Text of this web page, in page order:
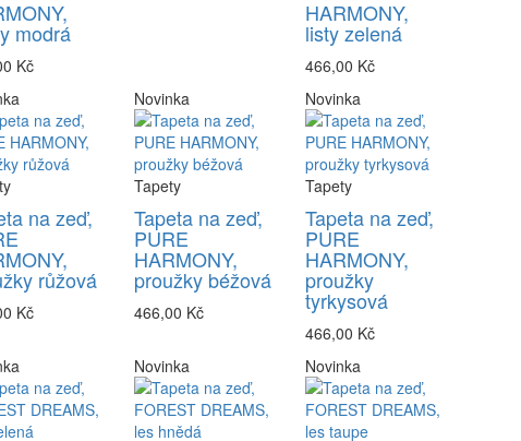
modrá
Kč
HARMONY,
listy zelená
466,00 Kč
na zeď,
růžová
Kč
Novinka
Tapety
Tapeta na zeď,
PURE
HARMONY,
proužky béžová
466,00 Kč
Novinka
Tapety
Tapeta na zeď,
PURE
HARMONY,
proužky
tyrkysová
466,00 Kč
Novinka Novinka